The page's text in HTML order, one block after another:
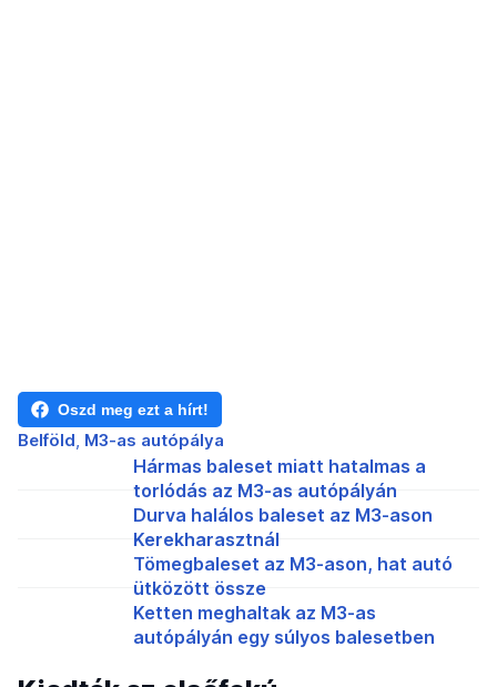
Oszd meg ezt a hírt!
Belföld M3-as autópálya
Hármas baleset miatt hatalmas a
torlódás az M3-as autópályán
Durva halálos baleset az M3-ason
Kerekharasztnál
Tömegbaleset az M3-ason, hat autó
ütközött össze
Ketten meghaltak az M3-as
autópályán egy súlyos balesetben